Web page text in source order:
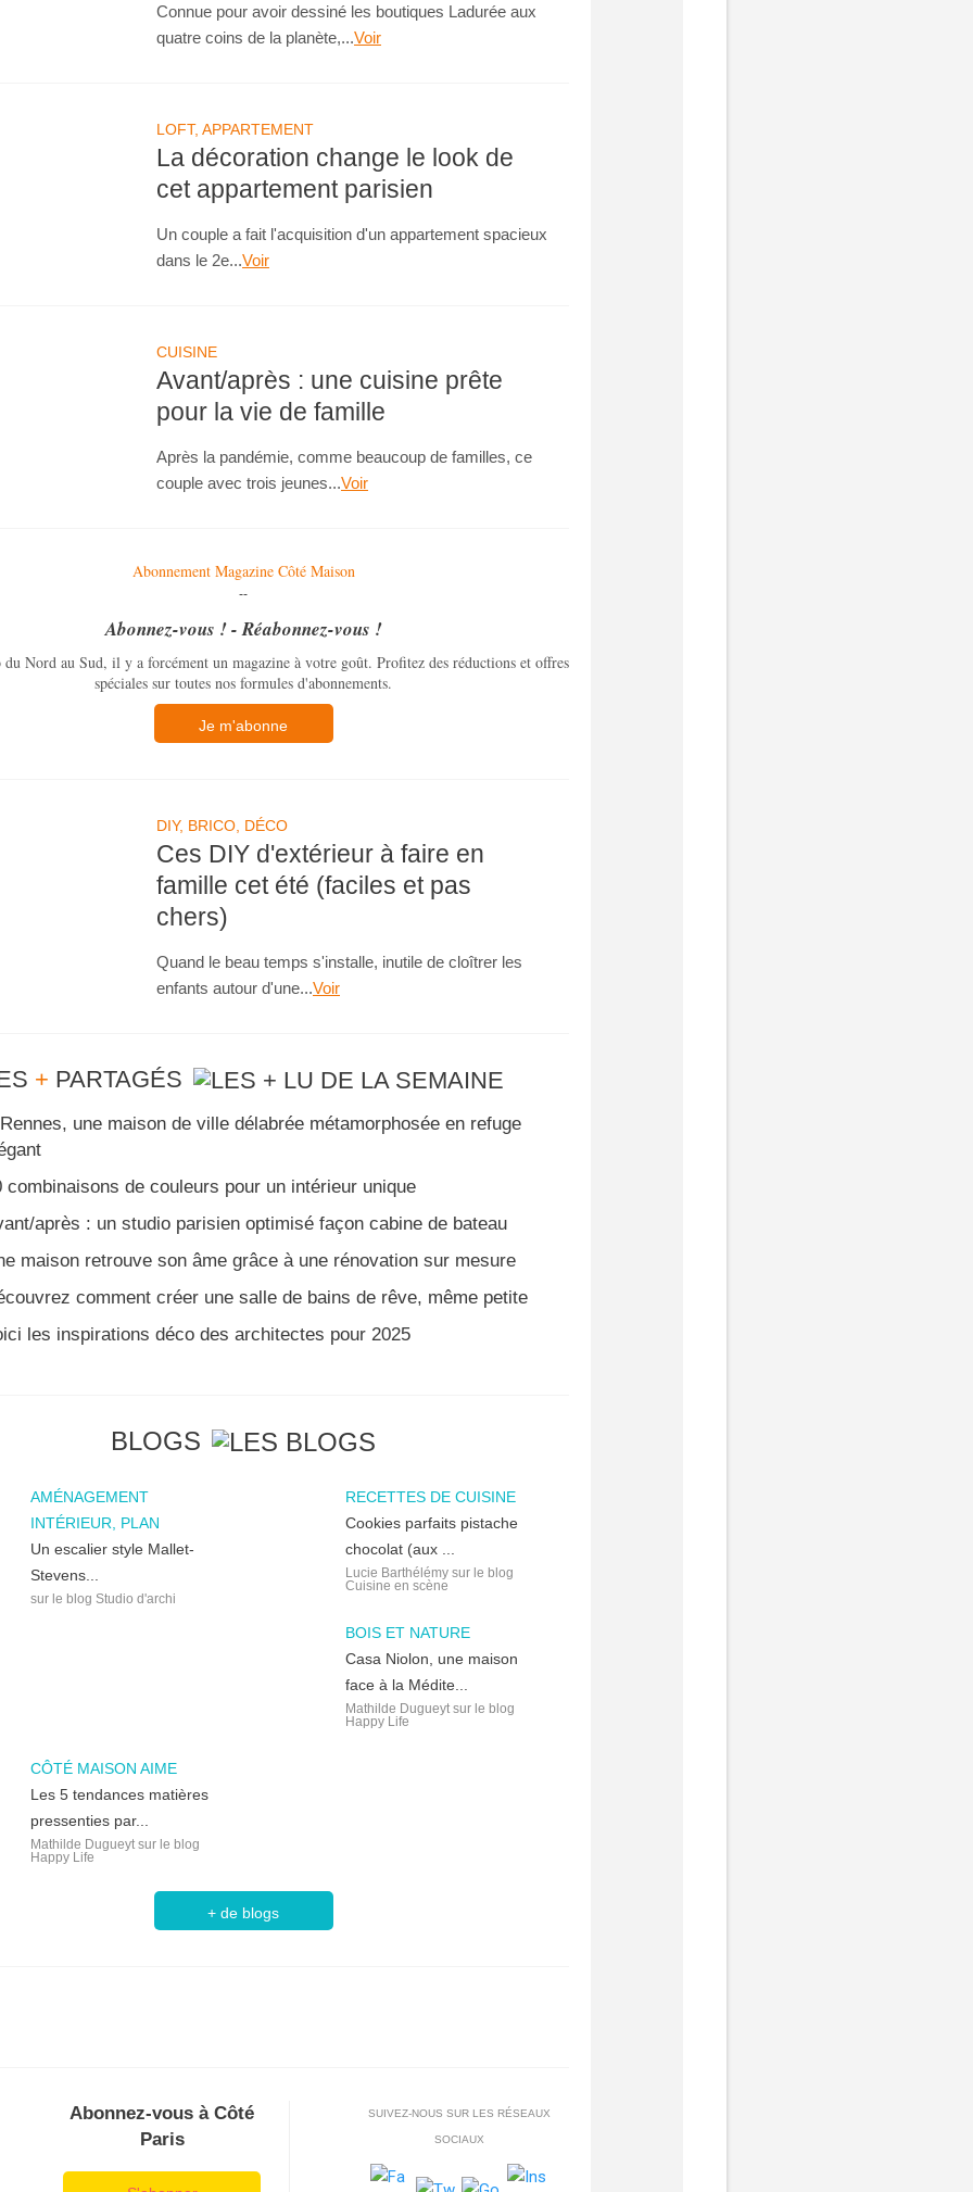
Connue pour avoir dessiné les boutiques Ladurée aux
quatre coins de la planète,...Voir
LOFT, APPARTEMENT
La décoration change le look de
cet appartement parisien
Un couple a fait l'acquisition d'un appartement spacieux
dans le 2e...Voir
CUISINE
Avant/après : une cuisine prête
pour la vie de famille
Après la pandémie, comme beaucoup de familles, ce
couple avec trois jeunes...Voir
Abonnement Magazine Côté Maison
--
Abonnez-vous ! - Réabonnez-vous !
du Nord au Sud, il y a forcément un magazine à votre goût. Profitez des réductions et offres
spéciales sur toutes nos formules d'abonnements.
Je m'abonne
DIY, BRICO, DÉCO
Ces DIY d'extérieur à faire en
famille cet été (faciles et pas
chers)
Quand le beau temps s'installe, inutile de cloîtrer les
enfants autour d'une...Voir
+ PARTAGÉS
une maison de ville délabrée métamorphosée en refuge
combinaisons de couleurs pour un intérieur unique
après : un studio parisien optimisé façon cabine de bateau
maison retrouve son âme grâce à une rénovation sur mesure
comment créer une salle de bains de rêve, même petite
les inspirations déco des architectes pour 2025
BLOGS
AMÉNAGEMENT
INTÉRIEUR, PLAN
Un escalier style Mallet-
Stevens...
sur le blog Studio d'archi
RECETTES DE CUISINE
Cookies parfaits pistache
chocolat (aux ...
Lucie Barthélémy sur le blog
Cuisine en scène
BOIS ET NATURE
Casa Niolon, une maison
face à la Médite...
Mathilde Dugueyt sur le blog
Happy Life
CÔTÉ MAISON AIME
Les 5 tendances matières
pressenties par...
Mathilde Dugueyt sur le blog
Happy Life
+ de blogs
Abonnez-vous à Côté
Paris
SUIVEZ-NOUS SUR LES RÉSEAUX
SOCIAUX